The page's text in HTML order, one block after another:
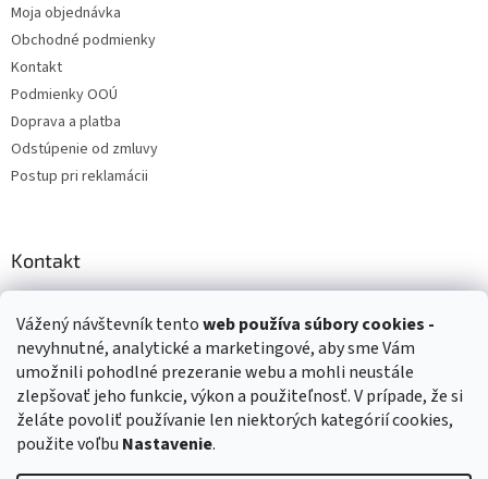
Vážený návštevník tentoweb používasúbory cookies -
nevyhnutné, analytické a marketingové, aby sme Vám
umožnili pohodlné prezeranie webu a mohli neustále
zlepšovať jeho funkcie, výkon a použiteľnosť. V prípade, že si
želáte povoliť používanie len niektorých kategórií cookies,
použite voľbu Nastavenie.
Moja objednávka
Obchodné podmienky
Kontakt
Podmienky OOÚ
Doprava a platba
Odstúpenie od zmluvy
Postup pri reklamácii
Kontakt
+421 903 144 673